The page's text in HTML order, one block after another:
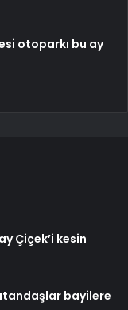
otoparkı bu ay
Çiçek’i kesin
bayilere